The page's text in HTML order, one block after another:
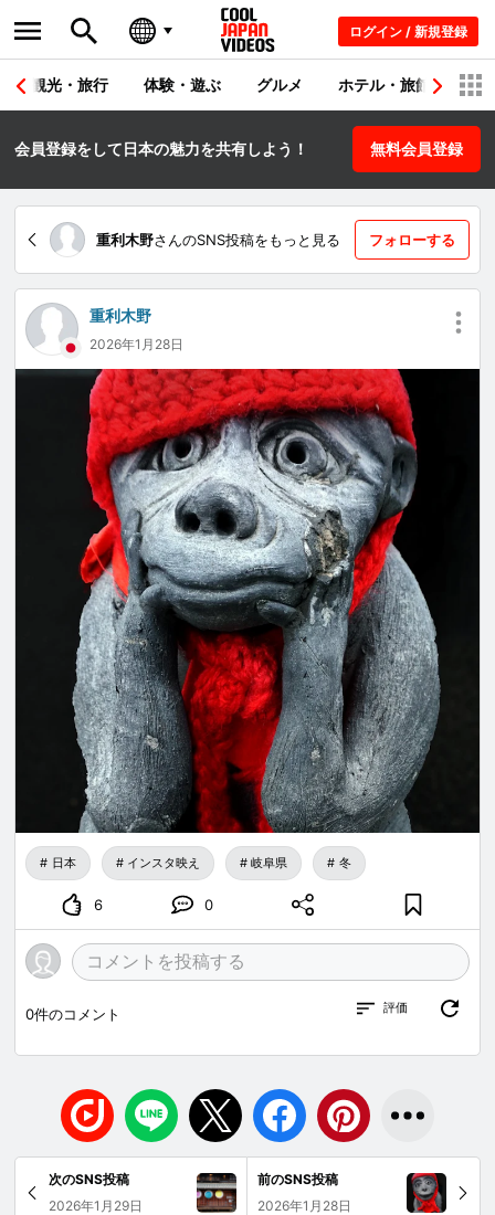
ログイン / 新規登録
観光・旅行 体験・遊ぶ グルメ ホテル・旅館 シ
会員登録をして日本の魅力を共有しよう！ 無料会員登録
重利木野さんのSNS投稿をもっと見る フォローする
重利木野
2026年1月28日
日本 インスタ映え 岐阜県 冬
6 0
0件のコメント 評価
次のSNS投稿
2026年1月29日
前のSNS投稿
2026年1月28日